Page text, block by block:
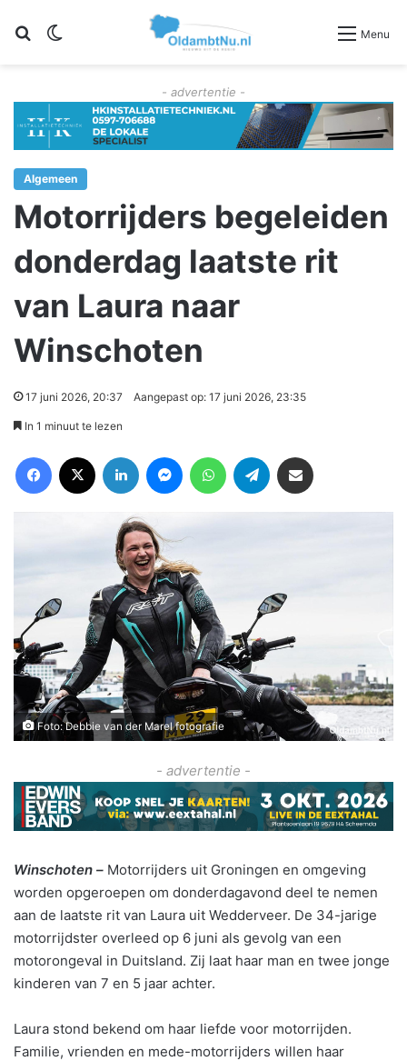
Zoeken Menu
- advertentie -
Algemeen
Motorrijders begeleiden
donderdag laatste rit
van Laura naar
Winschoten
17 juni 2026, 20:37 Aangepast op: 17 juni 2026, 23:35
In 1 minuut te lezen
Foto: Debbie van der Marel fotografie
- advertentie -
Winschoten – Motorrijders uit Groningen en omgeving
worden opgeroepen om donderdagavond deel te nemen
aan de laatste rit van Laura uit Wedderveer. De 34-jarige
motorrijdster overleed op 6 juni als gevolg van een
motorongeval in Duitsland. Zij laat haar man en twee jonge
kinderen van 7 en 5 jaar achter.
Laura stond bekend om haar liefde voor motorrijden.
Familie, vrienden en mede-motorrijders willen haar